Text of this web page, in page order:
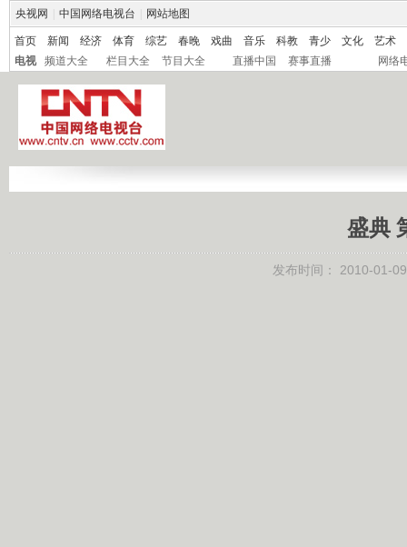
央视网 中国网络电视台 网站地图
首页 新闻 经济 体育 综艺 春晚 戏曲 音乐 科教 青少 文化
艺术
电视
频道大全 栏目大全 节目大全 直播中国 赛事直播 网络
盛典
发布时间： 2010-01-